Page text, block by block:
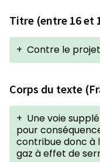
Titre (entre 16 et
+ Contre le
Corps du texte
+ Une voie
pour
contribue donc à
gaz à effet de